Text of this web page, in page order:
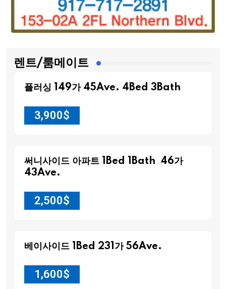
렌트/룸메이트
플러싱 149가 45Ave. 4Bed 3Bath
3,900$
써니사이드 아파트 1Bed 1Bath 46가
43Ave.
2,500$
베이사이드 1Bed 231가 56Ave.
1,600$